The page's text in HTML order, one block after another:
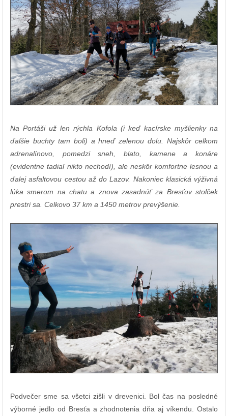
Na Portáši už len rýchla Kofola (i keď kacírske myšlienky na
ďalšie buchty tam boli) a hneď zelenou dolu. Najskôr celkom
adrenalínovo, pomedzi sneh, blato, kamene a konáre
(evidentne tadiaľ nikto nechodí), ale neskôr komfortne lesnou a
ďalej asfaltovou cestou až do Lazov. Nakoniec klasická výživná
lúka smerom na chatu a znova zasadnúť za Bresťov stolček
prestri sa. Celkovo 37 km a 1450 metrov prevýšenie.
Podvečer sme sa všetci zišli v drevenici. Bol čas na posledné
výborné jedlo od Bresťa a zhodnotenia dňa aj víkendu. Ostalo